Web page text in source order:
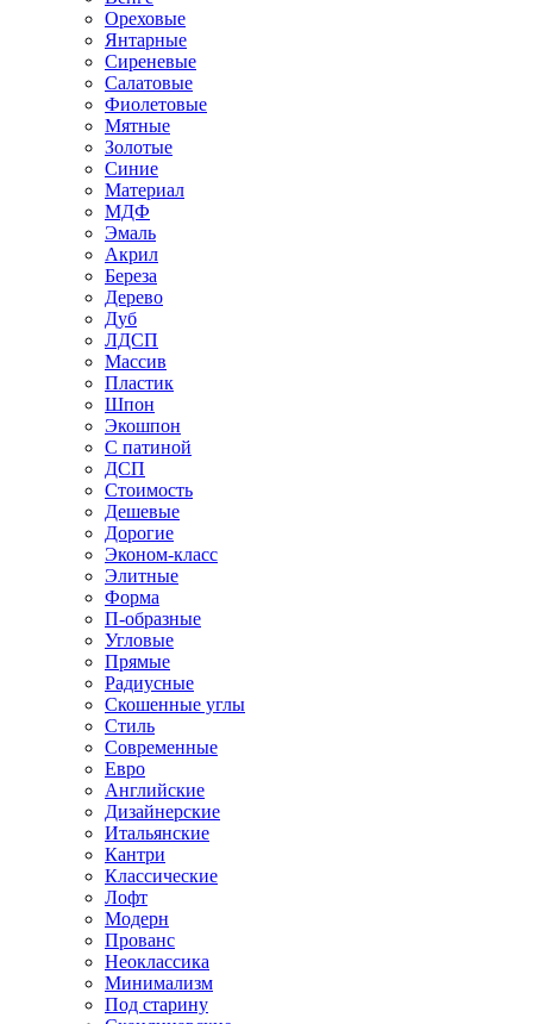
Ореховые
Янтарные
Сиреневые
Салатовые
Фиолетовые
Мятные
Золотые
Синие
Материал
МДФ
Эмаль
Акрил
Береза
Дерево
Дуб
ЛДСП
Массив
Пластик
Шпон
Экошпон
С патиной
ДСП
Стоимость
Дешевые
Дорогие
Эконом-класс
Элитные
Форма
П-образные
Угловые
Прямые
Радиусные
Скошенные углы
Стиль
Современные
Евро
Английские
Дизайнерские
Итальянские
Кантри
Классические
Лофт
Модерн
Прованс
Неоклассика
Минимализм
Под старину